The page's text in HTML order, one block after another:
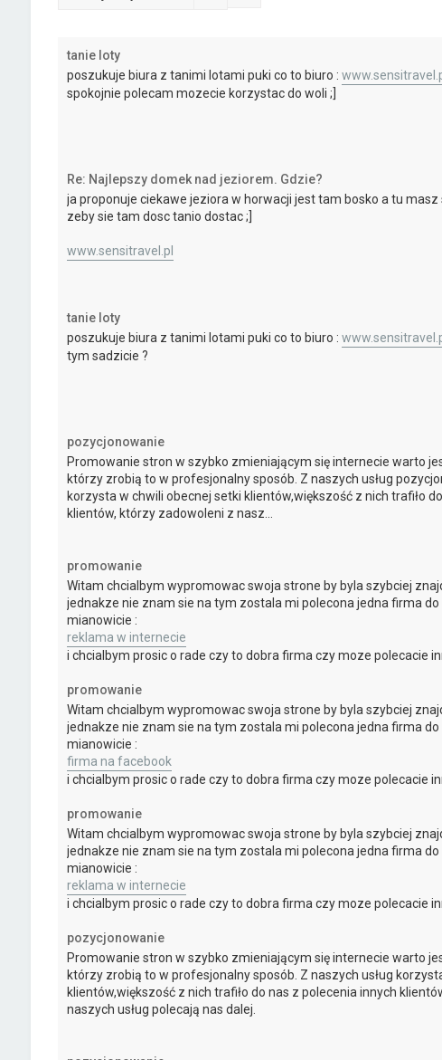
tanie loty
poszukuje biura z tanimi lotami puki co to biuro :
spokojnie polecam mozecie korzystac do woli ;]
Re: Najlepszy domek nad jeziorem. Gdzie?
ja proponuje ciekawe jeziora w horwacji jest tam bosko a tu
zeby sie tam dosc tanio dostac ;]
www.sensitravel.pl
tanie loty
poszukuje biura z tanimi lotami puki co to biuro :
tym sadzicie ?
pozycjonowanie
Promowanie stron w szybko zmieniającym się internecie warto
którzy zrobią to w profesjonalny sposób. Z naszych usług
korzysta w chwili obecnej setki klientów,większość z nich trafiło
klientów, którzy zadowoleni z nasz...
promowanie
Witam chcialbym wypromowac swoja strone by byla szybciej
jednakze nie znam sie na tym zostala mi polecona jedna firma
mianowicie :
reklama w internecie
i chcialbym prosic o rade czy to dobra firma czy moze polecacie
promowanie
Witam chcialbym wypromowac swoja strone by byla szybciej
jednakze nie znam sie na tym zostala mi polecona jedna firma
mianowicie :
firma na facebook
i chcialbym prosic o rade czy to dobra firma czy moze polecacie
promowanie
Witam chcialbym wypromowac swoja strone by byla szybciej
jednakze nie znam sie na tym zostala mi polecona jedna firma
mianowicie :
reklama w internecie
i chcialbym prosic o rade czy to dobra firma czy moze polecacie
pozycjonowanie
Promowanie stron w szybko zmieniającym się internecie warto
którzy zrobią to w profesjonalny sposób. Z naszych usług
klientów,większość z nich trafiło do nas z polecenia innych
naszych usług polecają nas dalej.